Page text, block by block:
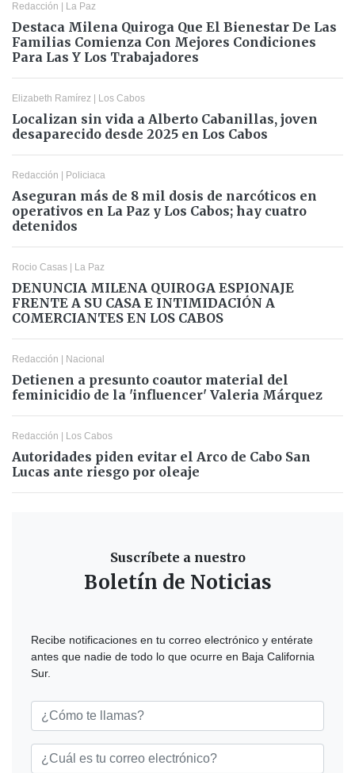
Redacción La Paz
Destaca Milena Quiroga Que El Bienestar De Las
Familias Comienza Con Mejores Condiciones
Para Las Y Los Trabajadores
Elizabeth Ramírez Los Cabos
Localizan sin vida a Alberto Cabanillas, joven
desaparecido desde 2025 en Los Cabos
Redacción Policiaca
Aseguran más de 8 mil dosis de narcóticos en
operativos en La Paz y Los Cabos; hay cuatro
detenidos
Rocio Casas La Paz
DENUNCIA MILENA QUIROGA ESPIONAJE
FRENTE A SU CASA E INTIMIDACIÓN A
COMERCIANTES EN LOS CABOS
Redacción Nacional
Detienen a presunto coautor material del
feminicidio de la 'influencer' Valeria Márquez
Redacción Los Cabos
Autoridades piden evitar el Arco de Cabo San
Lucas ante riesgo por oleaje
Suscríbete a nuestro
Boletín de Noticias
Recibe notificaciones en tu correo electrónico y entérate
antes que nadie de todo lo que ocurre en Baja California
Sur.